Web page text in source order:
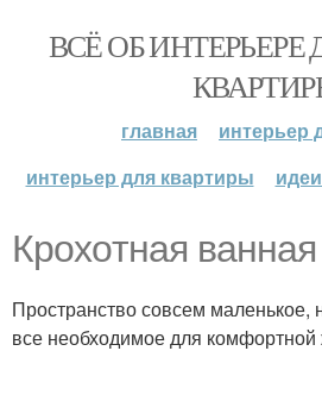
ВСЁ ОБ
главная
интерьер
интерьер для квартиры
Кpoxoтная
Пространство совсем маленькое,
все необходимое для комфортной